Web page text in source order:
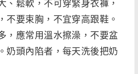
不要束胸，不宜穿高跟鞋。
，應常用溫水擦澡，不要盆
奶頭內陷者，每天洗後把奶